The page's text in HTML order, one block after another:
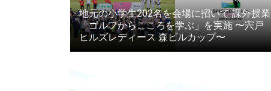
地元の小学生202名を会場に招いて 課外授業
「ゴルフからこころを学ぶ」を実施 〜宍戸
ヒルズレディース 森ビルカップ〜